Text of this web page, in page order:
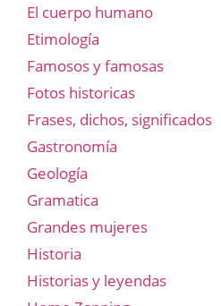
El cuerpo humano
Etimología
Famosos y famosas
Fotos historicas
Frases, dichos, significados
Gastronomía
Geología
Gramatica
Grandes mujeres
Historia
Historias y leyendas